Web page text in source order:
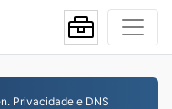
Privacidade e DNS